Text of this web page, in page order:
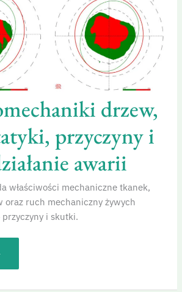
drzew,
przyczyny i
awarii
właściwości mechaniczne tkanek,
oraz ruch mechaniczny żywych
i skutki.